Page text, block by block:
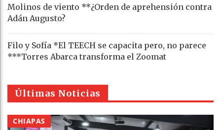
Molinos de viento **¿Orden de aprehensión contra
Adán Augusto?
Filo y Sofía *El TEECH se capacita pero, no parece
***Torres Abarca transforma el Zoomat
Últimas Noticias
CHIAPAS